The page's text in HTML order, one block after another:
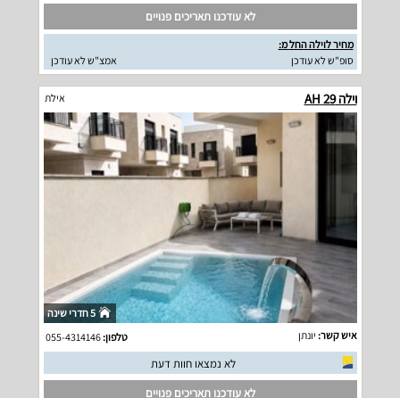
לא עודכנו תאריכים פנויים
מחיר לוילה החל מ:
סופ"ש לא עודכן
אמצ"ש לא עודכן
וילה 29 AH אילת
5 חדרי שינה
איש קשר: יונתן טלפון:055-4314146
לא נמצאו חוות דעת
לא עודכנו תאריכים פנויים